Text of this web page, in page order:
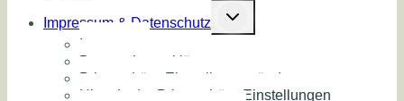
Impressum & Datenschutz
umschalten
Impressum
Datenschutzerklärung
Privatsphäre-Einstellungen ändern
Historie der Privatsphäre-Einstellungen